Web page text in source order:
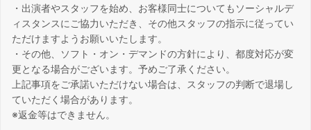
・出演者やスタッフを始め、お客様同士についてもソーシャルデ
ィスタンスにご協力いただき、その他スタッフの指示に従ってい
ただけますようお願いいたします。
・その他、ソフト・オン・デマンドの方針により、都度対応が変
更となる場合がございます。予めご了承ください。
上記事項をご承諾いただけない場合は、スタッフの判断で退場し
ていただく場合があります。
※返金等はできません。